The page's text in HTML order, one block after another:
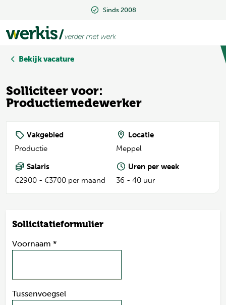
Sinds 2008
Beoordeeld met een 9.2
Bekijk vacature
Solliciteer voor:
Productiemedewerker
Vakgebied
Productie
Locatie
Meppel
Salaris
€2900 - €3700 per maand
Uren per week
36 - 40 uur
Sollicitatieformulier
Voornaam *
Tussenvoegsel